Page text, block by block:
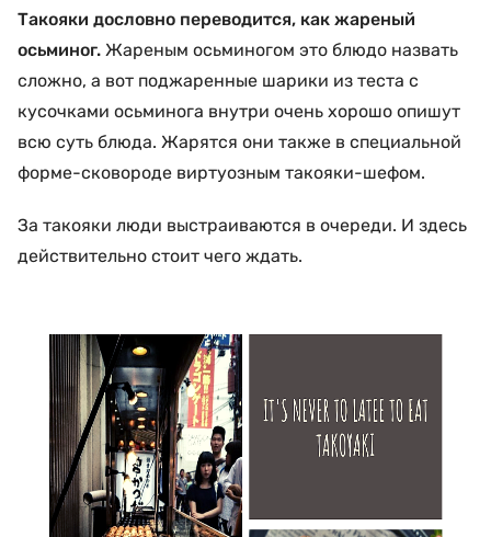
Такояки дословно переводится, как жареный
осьминог. Жареным осьминогом это блюдо назвать
сложно, а вот поджаренные шарики из теста с
кусочками осьминога внутри очень хорошо опишут
всю суть блюда. Жарятся они также в специальной
форме-сковороде виртуозным такояки-шефом.
За такояки люди выстраиваются в очереди. И здесь
действительно стоит чего ждать.